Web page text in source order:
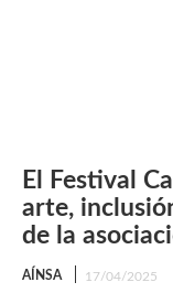
El Festival
arte,
de la
AÍNSA 17/04/2025